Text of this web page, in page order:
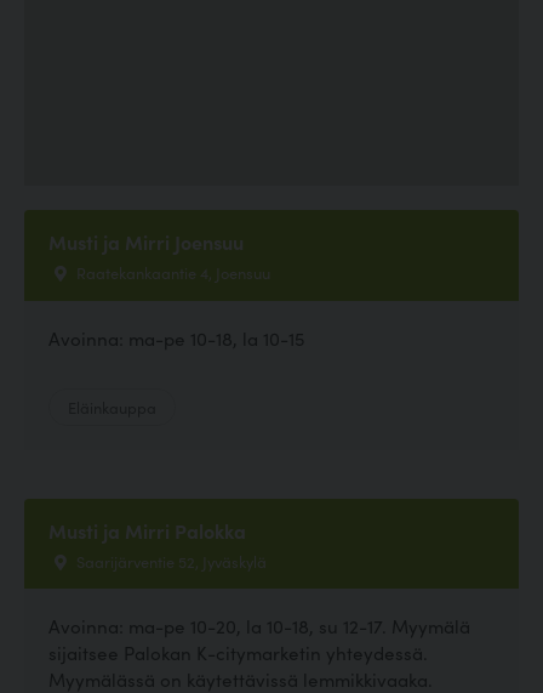
Musti ja Mirri Joensuu
Raatekankaantie 4, Joensuu
Avoinna: ma-pe 10-18, la 10-15
Musti ja Mirri Palokka
Saarijärventie 52, Jyväskylä
Avoinna: ma-pe 10-20, la 10-18, su 12-17. Myymälä
sijaitsee Palokan K-citymarketin yhteydessä.
Myymälässä on käytettävissä lemmikkivaaka.